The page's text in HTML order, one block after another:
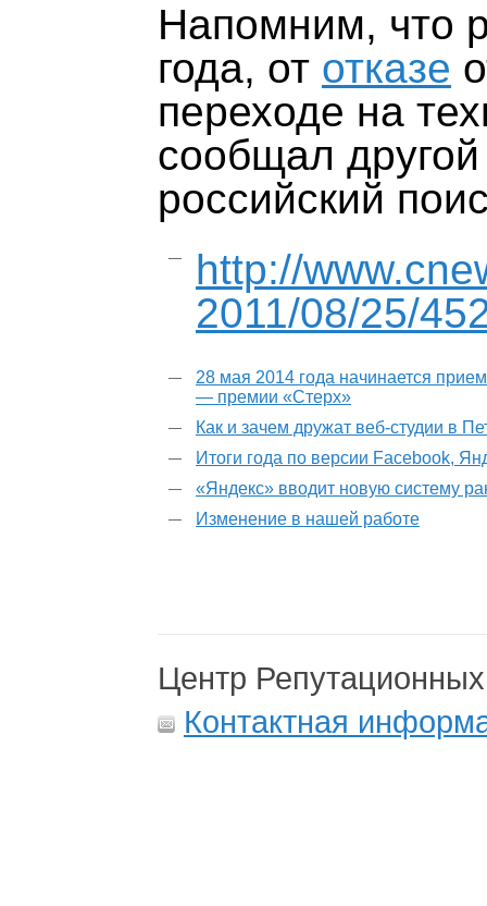
Напомним, что
года, от отказе
переходе на
сообщал
российский
http://
2011/08/25/
28 мая 2014 года начинается
— премии «Стерх»
Как и зачем дружат веб-студии в
Итоги года по версии Facebook,
«Яндекс» вводит новую систему
Изменение в нашей работе
Центр
Контактная